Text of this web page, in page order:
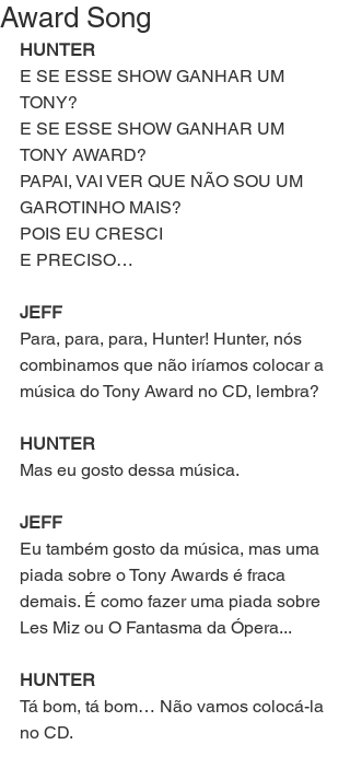
Award Song
HUNTER
E SE ESSE SHOW GANHAR UM
TONY?
E SE ESSE SHOW GANHAR UM
TONY AWARD?
PAPAI, VAI VER QUE NÃO SOU UM
GAROTINHO MAIS?
POIS EU CRESCI
E PRECISO…
JEFF
Para, para, para, Hunter! Hunter, nós
combinamos que não iríamos colocar a
música do Tony Award no CD, lembra?
HUNTER
Mas eu gosto dessa música.
JEFF
Eu também gosto da música, mas uma
piada sobre o Tony Awards é fraca
demais. É como fazer uma piada sobre
Les Miz ou O Fantasma da Ópera...
HUNTER
Tá bom, tá bom… Não vamos colocá-la
no CD.